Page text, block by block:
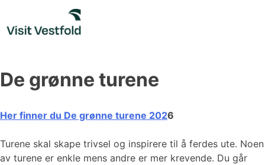
content
De grønne turene
Her finner du De grønne turene 2026
Turene skal skape trivsel og inspirere til å ferdes ute. Noen
av turene er enkle mens andre er mer krevende. Du går